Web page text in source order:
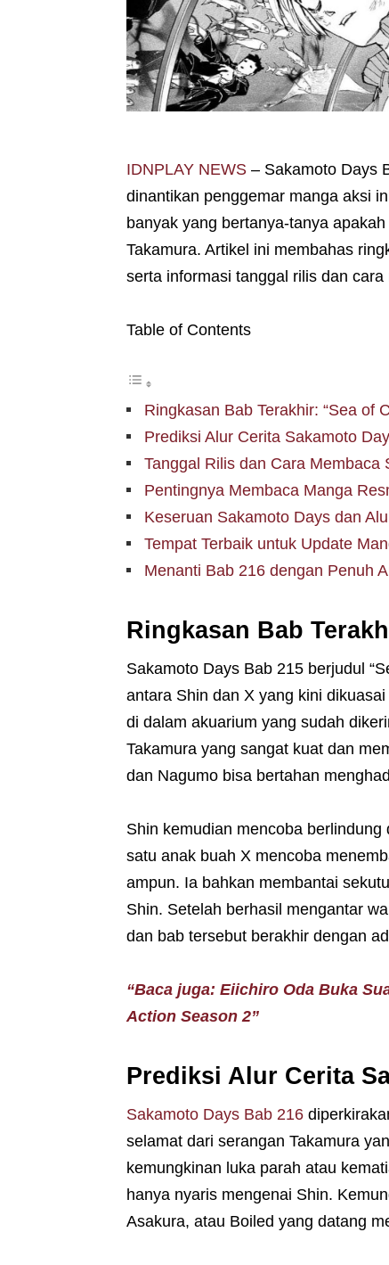
IDNPLAY NEWS – Sakamoto Days
dinantikan penggemar manga aksi
banyak yang bertanya-tanya
Takamura. Artikel ini membahas
serta informasi tanggal rilis dan
Table of Contents
Ringkasan Bab Terakhir: “Sea of
Prediksi Alur Cerita Sakamoto
Tanggal Rilis dan Cara Membaca
Pentingnya Membaca Manga
Keseruan Sakamoto Days dan
Tempat Terbaik untuk Update
Menanti Bab 216 dengan Penuh
Ringkasan Bab
Sakamoto Days Bab 215 berjudul
antara Shin dan X yang kini
di dalam akuarium yang sudah
Takamura yang sangat kuat dan
dan Nagumo bisa bertahan
Shin kemudian mencoba
satu anak buah X mencoba
ampun. Ia bahkan membantai
Shin. Setelah berhasil mengantar
dan bab tersebut berakhir dengan
“Baca juga: Eiichiro Oda Buka
Action Season 2”
Prediksi Alur Cerita
Sakamoto Days Bab 216
selamat dari serangan Takamura
kemungkinan luka parah atau
hanya nyaris mengenai Shin.
Asakura, atau Boiled yang datang